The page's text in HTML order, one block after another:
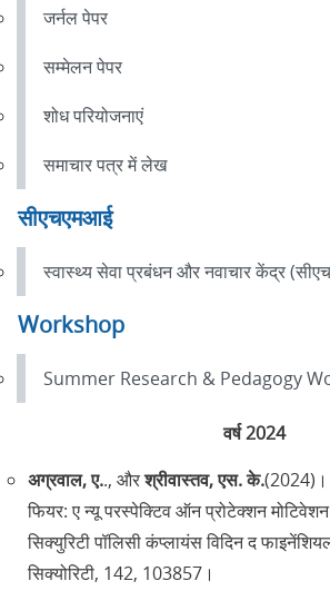
जर्नल पेपर
सम्मेलन पेपर
शोध परियोजनाएं
समाचार पत्र में लेख
सीएचएमआई
स्वास्थ्य सेवा प्रबंधन और नवाचार केंद्र
Workshop
Summer Research & Pedagogy
वर्ष 2024
अग्रवाल, ए.., औरश्रीवास्तव, एस. के.(2024)।
फियर: ए न्यू परस्पेक्टिव ऑन प्रोटेक्शन मोटिवेशन
सिक्युरिटी पॉलिसी कंप्लायंस विदिन द
सिक्योरिटी, 142, 103857।